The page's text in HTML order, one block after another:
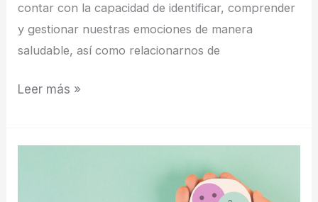
contar con la capacidad de identificar, comprender
y gestionar nuestras emociones de manera
saludable, así como relacionarnos de
Leer más »